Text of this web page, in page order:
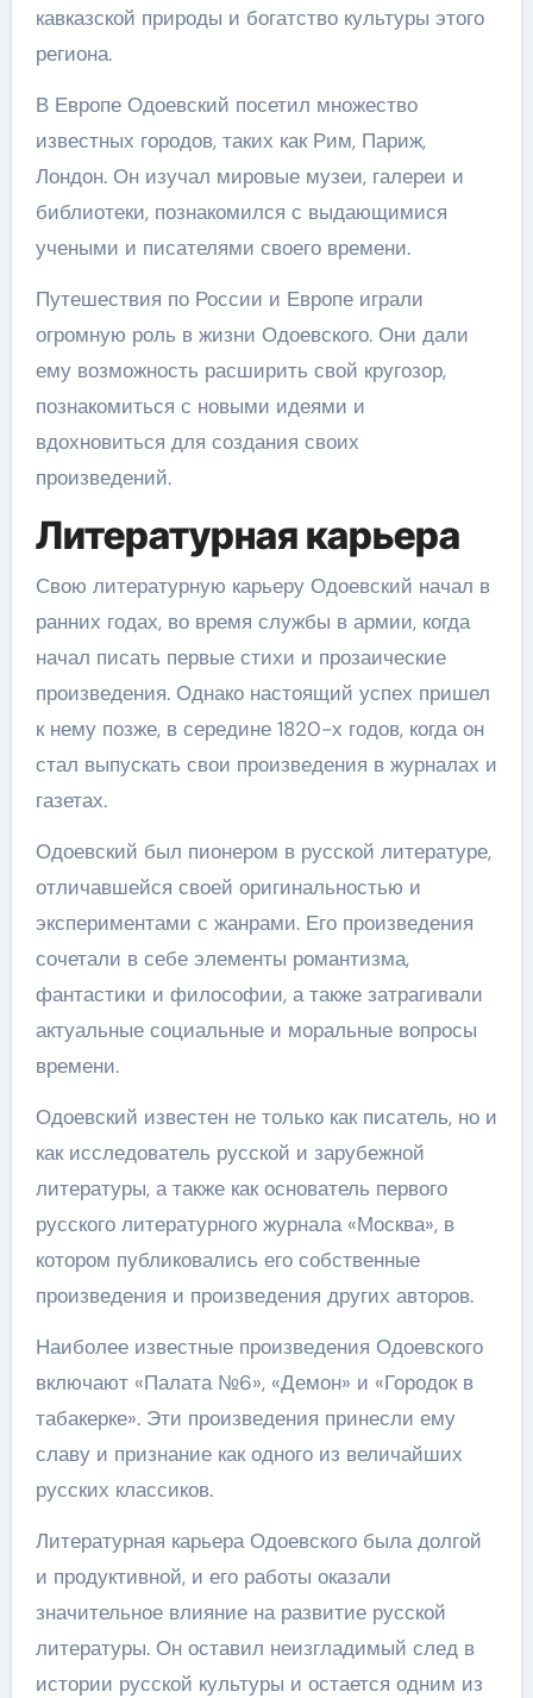
кавказской природы и богатство культуры этого
региона.
В Европе Одоевский посетил множество
известных городов, таких как Рим, Париж,
Лондон. Он изучал мировые музеи, галереи и
библиотеки, познакомился с выдающимися
учеными и писателями своего времени.
Путешествия по России и Европе играли
огромную роль в жизни Одоевского. Они дали
ему возможность расширить свой кругозор,
познакомиться с новыми идеями и
вдохновиться для создания своих
произведений.
Литературная карьера
Свою литературную карьеру Одоевский начал в
ранних годах, во время службы в армии, когда
начал писать первые стихи и прозаические
произведения. Однако настоящий успех пришел
к нему позже, в середине 1820-х годов, когда он
стал выпускать свои произведения в журналах и
газетах.
Одоевский был пионером в русской литературе,
отличавшейся своей оригинальностью и
экспериментами с жанрами. Его произведения
сочетали в себе элементы романтизма,
фантастики и философии, а также затрагивали
актуальные социальные и моральные вопросы
времени.
Одоевский известен не только как писатель, но и
как исследователь русской и зарубежной
литературы, а также как основатель первого
русского литературного журнала «Москва», в
котором публиковались его собственные
произведения и произведения других авторов.
Наиболее известные произведения Одоевского
включают «Палата №6», «Демон» и «Городок в
табакерке». Эти произведения принесли ему
славу и признание как одного из величайших
русских классиков.
Литературная карьера Одоевского была долгой
и продуктивной, и его работы оказали
значительное влияние на развитие русской
литературы. Он оставил неизгладимый след в
истории русской культуры и остается одним из